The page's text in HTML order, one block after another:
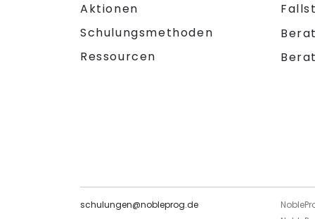
Aktionen
Schulungsmethoden
Ressourcen
schulungen@nobleprog.de